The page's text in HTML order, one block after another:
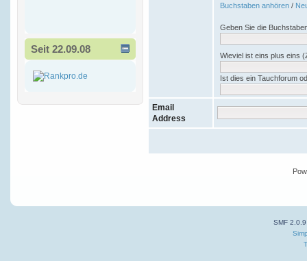
Seit 22.09.08
Buchstaben anhören/
Geben Sie die
Wieviel ist eins plus eins
Ist dies ein Tauchforum
Email
Address
SMF 2.0.9